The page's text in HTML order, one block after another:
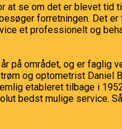
at se om det er blevet
forretningen. Det
et professionelt og
på området, og er
og optometrist Daniel
etableret tilbage i
bedst mulige service.